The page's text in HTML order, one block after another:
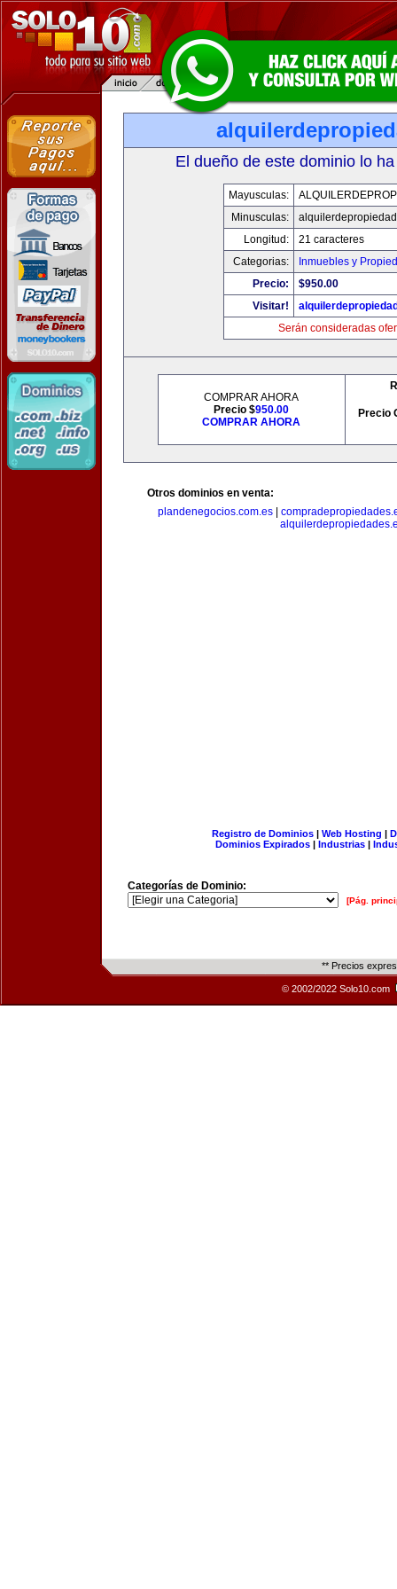
El dueño de este dominio lo
Mayusculas:
Minusculas:
Longitud:
21 caracteres
Categorias:
Inmuebles y
Precio:
$950.00
Visitar!
Serán consideradas
COMPRAR AHORA
Precio $950.00
COMPRAR AHORA
Precio
Otros dominios en venta:
plandenegocios.com.es|
Registro de Dominios| Web Hosting |
Dominios Expirados | Industrias |
Categorías de Dominio:
[Pág.
** Precios
© 2002/2022 Solo10.com